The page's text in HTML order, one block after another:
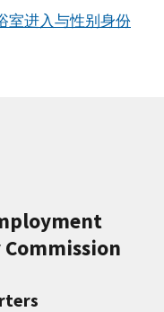
室进入与性别身份